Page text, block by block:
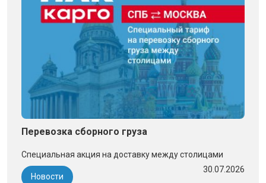
Перевозка сборного груза
Специальная акция на доставку между столицами
Новости
30.07.2026